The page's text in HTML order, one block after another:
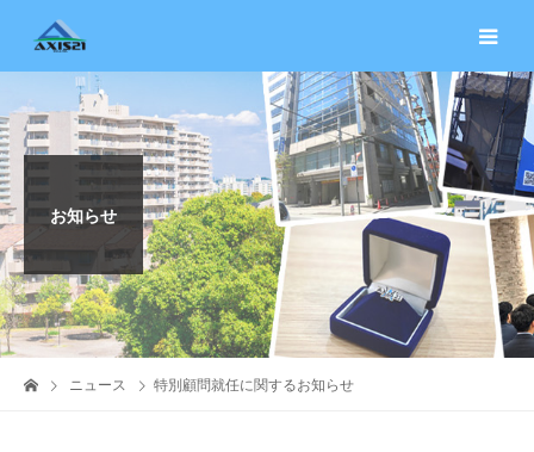
お知らせ
ニュース 特別顧問就任に関するお知らせ